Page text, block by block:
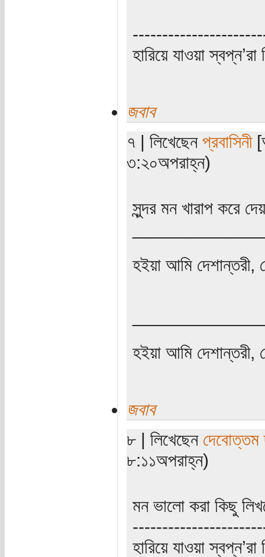
হারিয়ে যাওয়া
জবাব
৭ | লিখেছেন প্রবাসিনী
৩:২০অপরাহ্ন)
সুন্দর মন খারাপ করে
হইয়া আমি দেশান্তরী,
হইয়া আমি দেশান্তরী,
জবাব
৮ | লিখেছেন দেবোত্তম
৮:১১অপরাহ্ন)
মন ভালো করা কিছু
হারিয়ে যাওয়া